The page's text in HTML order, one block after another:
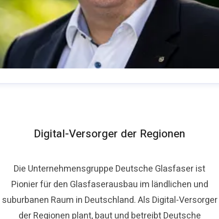
Digital-Versorger der Regionen
Die Unternehmensgruppe Deutsche Glasfaser ist
Pionier für den Glasfaserausbau im ländlichen und
suburbanen Raum in Deutschland. Als Digital-Versorger
der Regionen plant, baut und betreibt Deutsche